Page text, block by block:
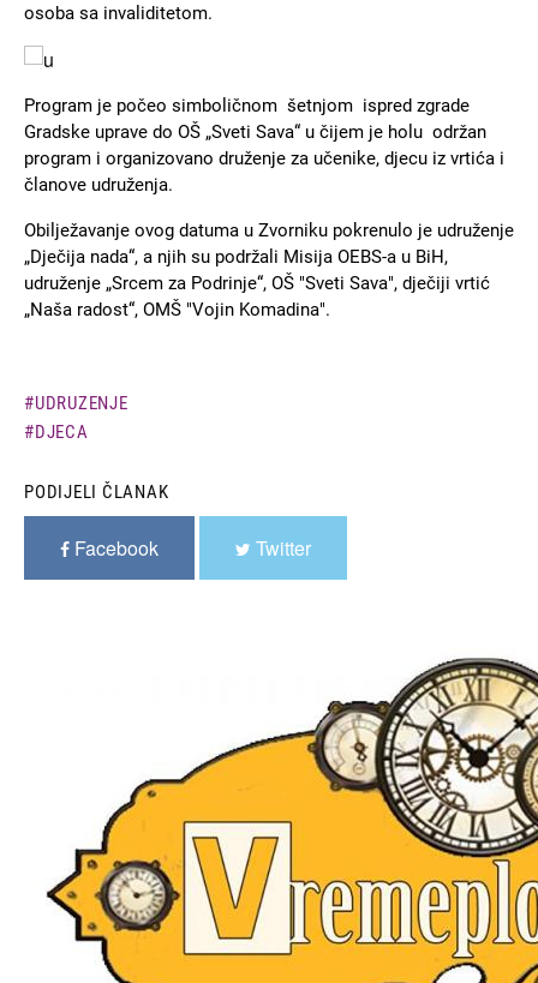
osoba sa invaliditetom.
Slika
Program je počeo simboličnom šetnjom ispred zgrade
Gradske uprave do OŠ „Sveti Sava“ u čijem je holu održan
program i organizovano druženje za učenike, djecu iz vrtića i
članove udruženja.
Obilježavanje ovog datuma u Zvorniku pokrenulo je udruženje
„Dječija nada“, a njih su podržali Misija OEBS-a u BiH,
udruženje „Srcem za Podrinje“, OŠ "Sveti Sava", dječiji vrtić
„Naša radost“, OMŠ "Vojin Komadina".
UDRUZENJE
DJECA
PODIJELI ČLANAK
Facebook Twitter